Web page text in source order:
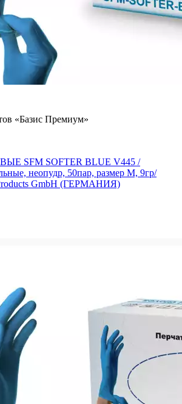
«Базис Премиум»
SFM SOFTER BLUE V445 /
неопудр, 50пар, размер M, 9гр/
GmbH (ГЕРМАНИЯ)